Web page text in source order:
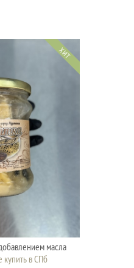
ХИТ
масла
купить в СПб